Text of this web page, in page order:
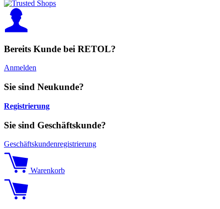
Bereits Kunde bei RETOL?
Anmelden
Sie sind Neukunde?
Registrierung
Sie sind Geschäftskunde?
Geschäftskundenregistrierung
Warenkorb